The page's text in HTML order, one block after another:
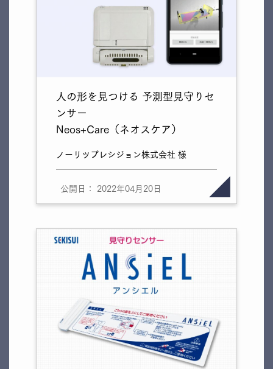
人の形を見つける 予測型見守りセ
ンサー
Neos+Care（ネオスケア）
ノーリツプレシジョン株式会社 様
公開日： 2022年04月20日